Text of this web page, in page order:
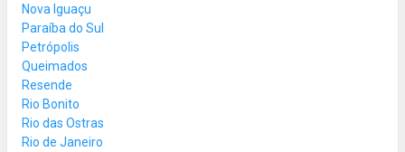
Nova Iguaçu
Paraíba do Sul
Petrópolis
Queimados
Resende
Rio Bonito
Rio das Ostras
Rio de Janeiro